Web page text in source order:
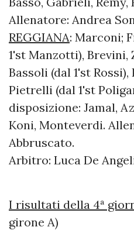
Allenatore: Andrea
REGGIANA: Marconi;
1'st Manzotti), Brevini,
Bassoli (dal 1'st
Pietrelli (dal 1'st
disposizione: Jamal,
Koni, Monteverdi.
Abbruscato.
Arbitro: Luca De
I risultati della 4ª
girone A)